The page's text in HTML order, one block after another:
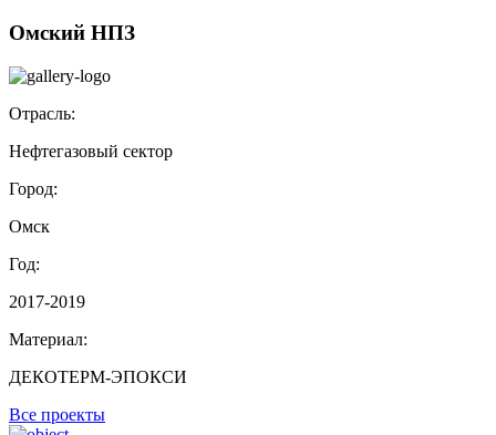
Омский НПЗ
Отрасль:
Нефтегазовый сектор
Город:
Омск
Год:
2017-2019
Материал:
ДЕКОТЕРМ-ЭПОКСИ
Все проекты